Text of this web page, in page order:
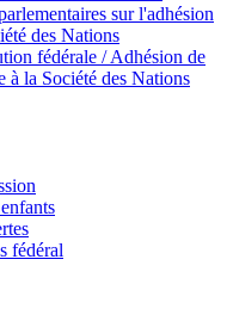
sur l'adhésion
des Nations
fédérale / Adhésion de
à la Société des Nations
fédéral